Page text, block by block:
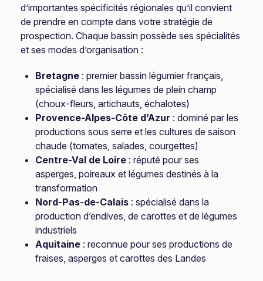
d’importantes spécificités régionales qu’il convient
de prendre en compte dans votre stratégie de
prospection. Chaque bassin possède ses spécialités
et ses modes d’organisation :
Bretagne : premier bassin légumier français,
spécialisé dans les légumes de plein champ
(choux-fleurs, artichauts, échalotes)
Provence-Alpes-Côte d’Azur : dominé par les
productions sous serre et les cultures de saison
chaude (tomates, salades, courgettes)
Centre-Val de Loire : réputé pour ses
asperges, poireaux et légumes destinés à la
transformation
Nord-Pas-de-Calais : spécialisé dans la
production d’endives, de carottes et de légumes
industriels
Aquitaine : reconnue pour ses productions de
fraises, asperges et carottes des Landes